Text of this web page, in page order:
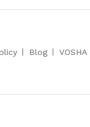
Blog VOSHA